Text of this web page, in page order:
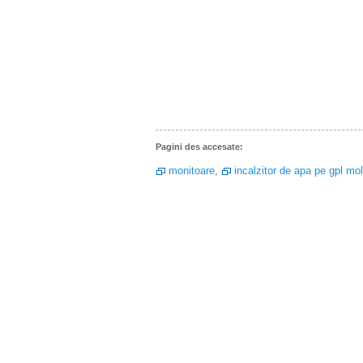
Pagini des accesate:
monitoare, incalzitor de apa pe gpl